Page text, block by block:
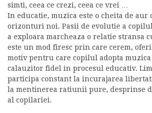
simti, ceea ce crezi, ceea ce vrei …
In educatie, muzica este o cheita de aur
orizonturi noi. Pasii de evolutie a
a exploara marcheaza o relatie stransa
este un mod firesc prin care cerem,
motiv pentru care copilul adopta
calauzitor fidel in procesul educativ.
participa constant la incurajarea
la mentinerea ratiunii pure, desprinse
al copilariei.